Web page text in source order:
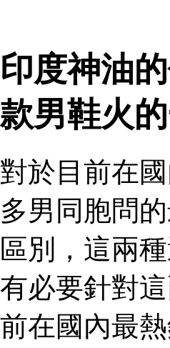
印度神油
款男鞋火
對於目前在
多男同胞問
區別，這兩
有必要針對
前在國內最